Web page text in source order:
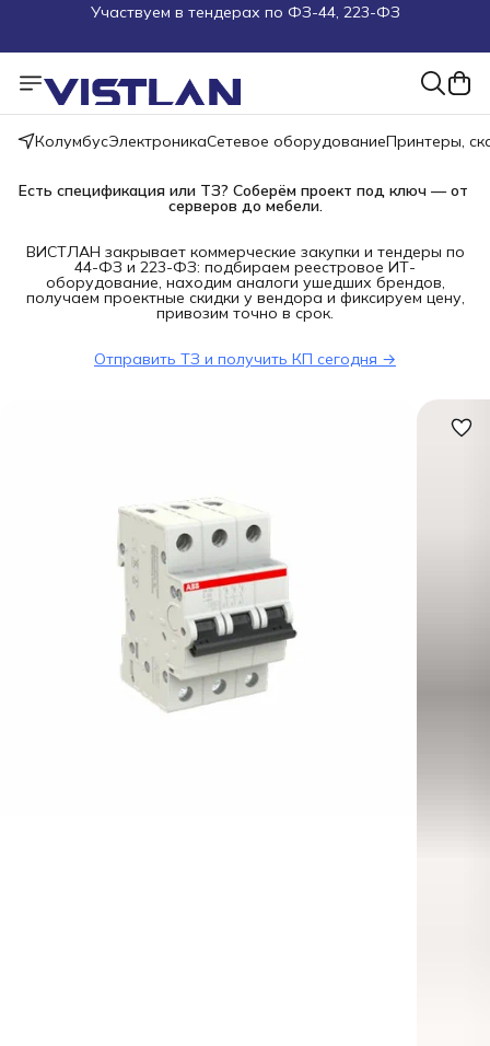
Пуско-наладочные работы
Пришлите запрос на e-mail или в чат
Более 100 000 позиций в наличии и под заказ
КолумбусЭлектроникаСетевое оборудованиеПринтеры,
Есть спецификация или ТЗ? Соберём проект под ключ — от
серверов до мебели.
ВИСТЛАН закрывает коммерческие закупки и тендеры по
44-ФЗ и 223-ФЗ: подбираем реестровое ИТ-
оборудование, находим аналоги ушедших брендов,
получаем проектные скидки у вендора и фиксируем цену,
привозим точно в срок.
Отправить ТЗ и получить КП сегодня →